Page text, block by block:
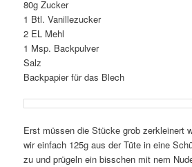
80g Zucker
1 Btl. Vanillezucker
2 EL Mehl
1 Msp. Backpulver
Salz
Backpapier für das Blech
Erst müssen die Stücke grob zerkleinert
wir einfach 125g aus der Tüte in eine
zu und prügeln ein bisschen mit nem